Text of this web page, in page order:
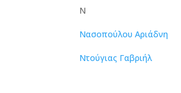
Ν
Νασοπούλου Αριάδνη
Ντούγιας Γαβριήλ